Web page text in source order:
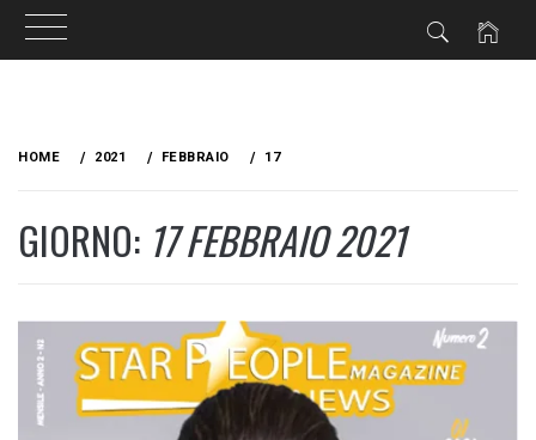
HOME 2021 FEBBRAIO 17
GIORNO: 17 FEBBRAIO 2021